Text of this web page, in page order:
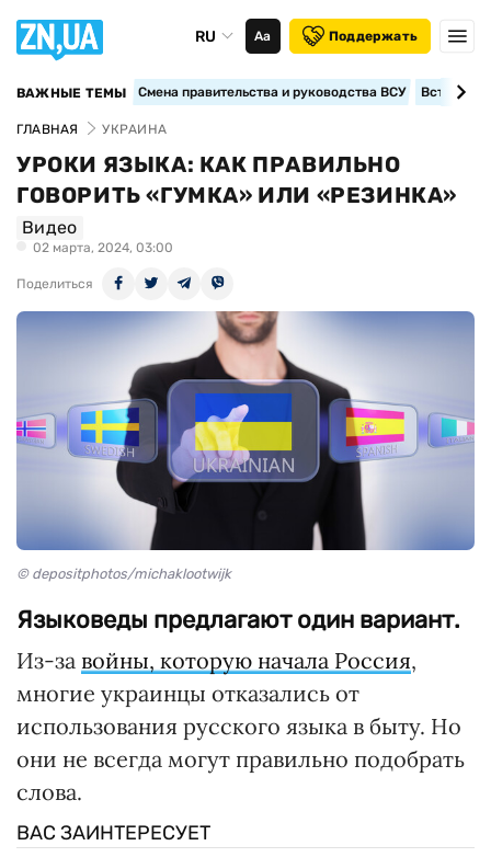
RU Аа Поддержать
ВАЖНЫЕ ТЕМЫ Смена правительства и руководства ВСУ
ГЛАВНАЯ УКРАИНА
УРОКИ ЯЗЫКА: КАК ПРАВИЛЬНО
ГОВОРИТЬ «ГУМКА» ИЛИ «РЕЗИНКА»
Видео
02 марта, 2024, 03:00
Поделиться
© depositphotos/michaklootwijk
Языковеды предлагают один вариант.
Из-за войны, которую начала Россия,
многие украинцы отказались от
использования русского языка в быту. Но
они не всегда могут правильно подобрать
слова.
ВАС ЗАИНТЕРЕСУЕТ